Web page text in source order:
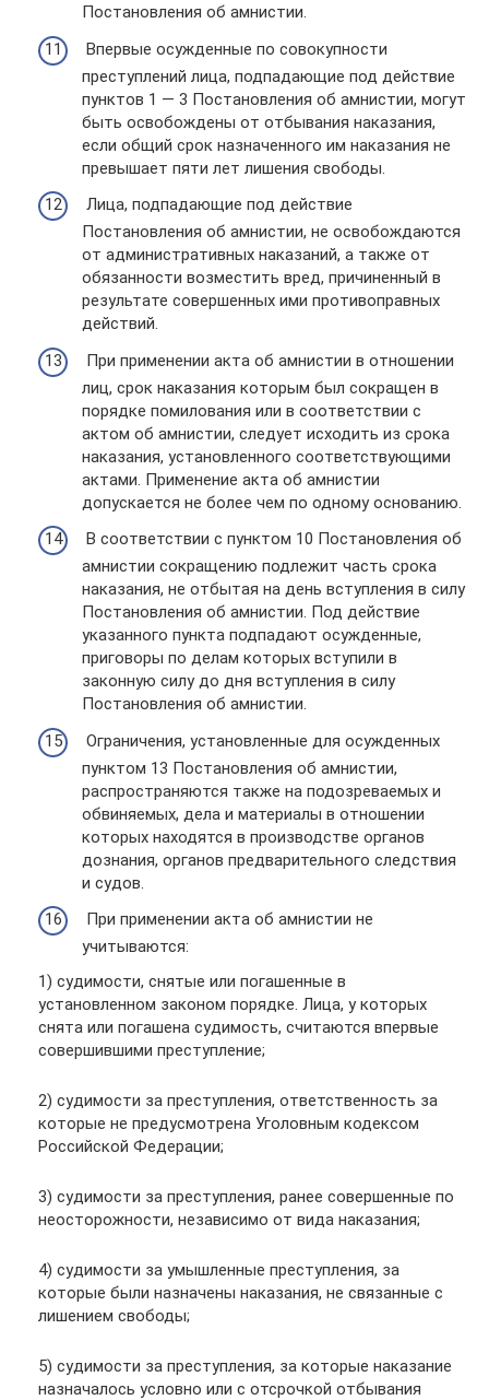
Постановления об амнистии.
Впервые осужденные по совокупности
преступлений лица, подпадающие под действие
пунктов 1 — 3 Постановления об амнистии, могут
быть освобождены от отбывания наказания,
если общий срок назначенного им наказания не
превышает пяти лет лишения свободы.
Лица, подпадающие под действие
Постановления об амнистии, не освобождаются
от административных наказаний, а также от
обязанности возместить вред, причиненный в
результате совершенных ими противоправных
действий.
При применении акта об амнистии в отношении
лиц, срок наказания которым был сокращен в
порядке помилования или в соответствии с
актом об амнистии, следует исходить из срока
наказания, установленного соответствующими
актами. Применение акта об амнистии
допускается не более чем по одному основанию.
В соответствии с пунктом 10 Постановления об
амнистии сокращению подлежит часть срока
наказания, не отбытая на день вступления в силу
Постановления об амнистии. Под действие
указанного пункта подпадают осужденные,
приговоры по делам которых вступили в
законную силу до дня вступления в силу
Постановления об амнистии.
Ограничения, установленные для осужденных
пунктом 13 Постановления об амнистии,
распространяются также на подозреваемых и
обвиняемых, дела и материалы в отношении
которых находятся в производстве органов
дознания, органов предварительного следствия
и судов.
При применении акта об амнистии не
учитываются:
1) судимости, снятые или погашенные в
установленном законом порядке. Лица, у которых
снята или погашена судимость, считаются впервые
совершившими преступление;
2) судимости за преступления, ответственность за
которые не предусмотрена Уголовным кодексом
Российской Федерации;
3) судимости за преступления, ранее совершенные по
неосторожности, независимо от вида наказания;
4) судимости за умышленные преступления, за
которые были назначены наказания, не связанные с
лишением свободы;
5) судимости за преступления, за которые наказание
назначалось условно или с отсрочкой отбывания